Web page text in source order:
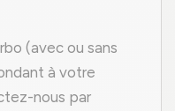
(avec ou sans
à votre
nous par